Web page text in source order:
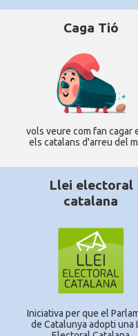
Caga Tió
vols veure com fan cagar
els catalans d'arreu del
Llei electoral
catalana
Iniciativa per que el
de Catalunya adopti una